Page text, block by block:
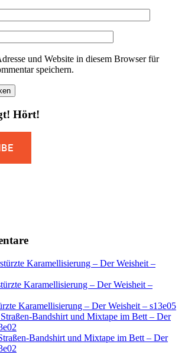
und Website in diesem Browser für
speichern.
Hört!
Karamellisierung – Der Weisheit –
Karamellisierung – Der Weisheit –
Karamellisierung – Der Weisheit – s13e05
Bandshirt und Mixtape im Bett – Der
Bandshirt und Mixtape im Bett – Der